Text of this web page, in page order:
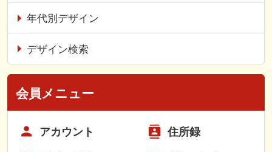
年代別デザイン
デザイン検索
会員メニュー
アカウント 住所録